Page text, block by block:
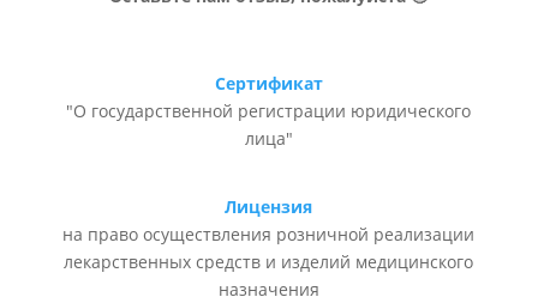
Сертификат
"О государственной регистрации юридического
лица"
Лицензия
на право осуществления розничной реализации
лекарственных средств и изделий медицинского
назначения